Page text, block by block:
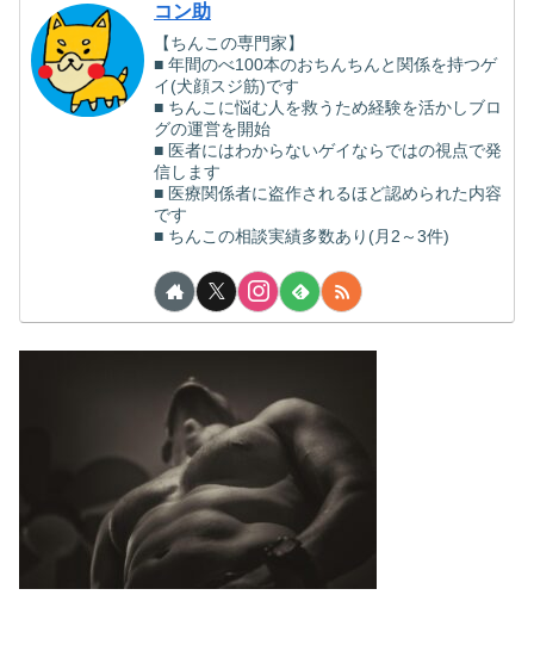
コン助
【ちんこの専門家】
■ 年間のべ100本のおちんちんと関係を持つゲ
イ(犬顔スジ筋)です
■ ちんこに悩む人を救うため経験を活かしブロ
グの運営を開始
■ 医者にはわからないゲイならではの視点で発
信します
■ 医療関係者に盗作されるほど認められた内容
です
■ ちんこの相談実績多数あり(月2～3件)